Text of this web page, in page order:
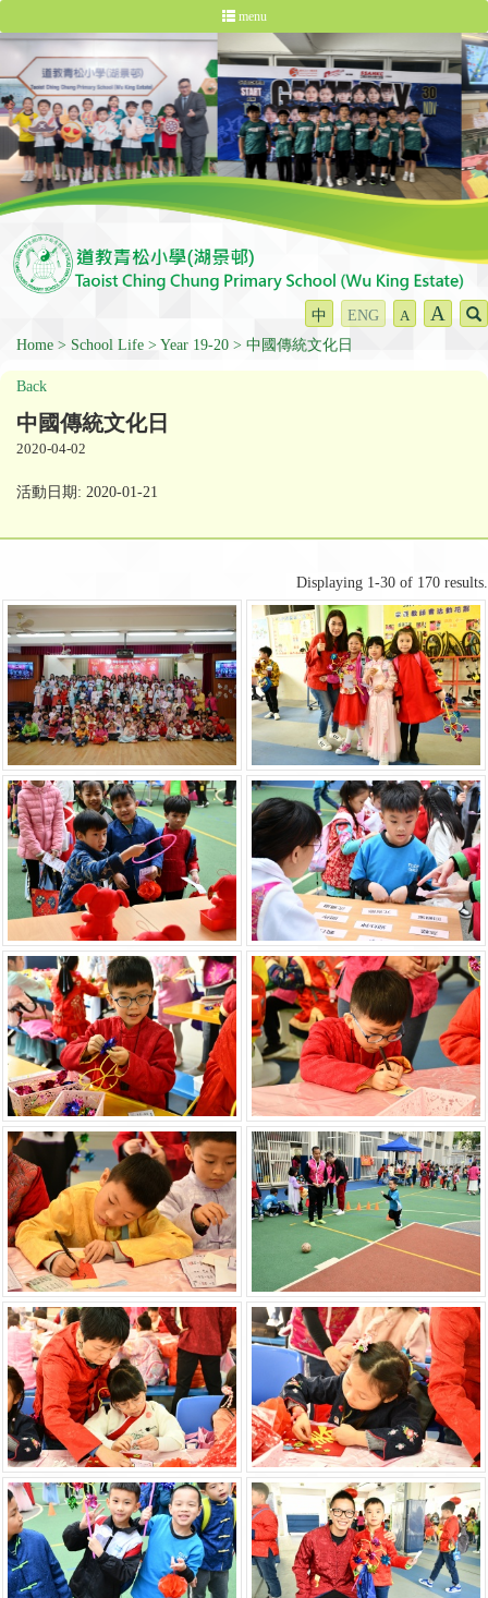
menu
中 ENG A A
Home School Life Year 19-20 中國傳統文化日
Back
中國傳統文化日
2020-04-02
活動日期: 2020-01-21
Displaying 1-30 of 170 results.